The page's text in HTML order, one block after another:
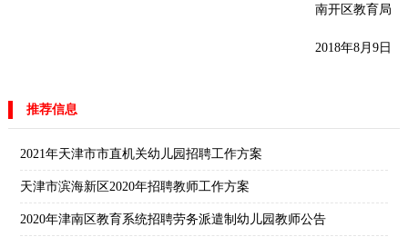
南开区教育局
2018年8月9日
推荐信息
2021年天津市市直机关幼儿园招聘工作方案
天津市滨海新区2020年招聘教师工作方案
2020年津南区教育系统招聘劳务派遣制幼儿园教师公告